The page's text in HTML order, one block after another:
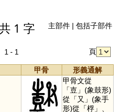
1 字 主部件| 包括子部件
1 - 1 頁
甲骨 形義通解
甲骨文從
「壴 」(象鼓形)
從「又 」(象手
形)從「桴」、